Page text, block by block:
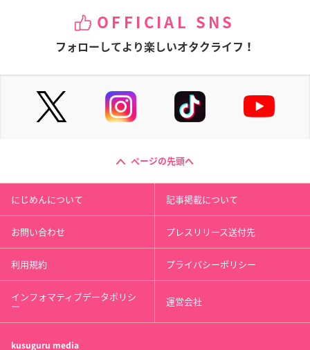
OFFICIAL SNS
フォローしてより楽しいオタクライフ！
ページの先頭へ
にじめんについて 記事掲載について
お問い合わせ プレスリリース送付先
利用規約 プライバシーポリシー
インフォマティブデータポリシ
ー 運営会社
kusuguru media